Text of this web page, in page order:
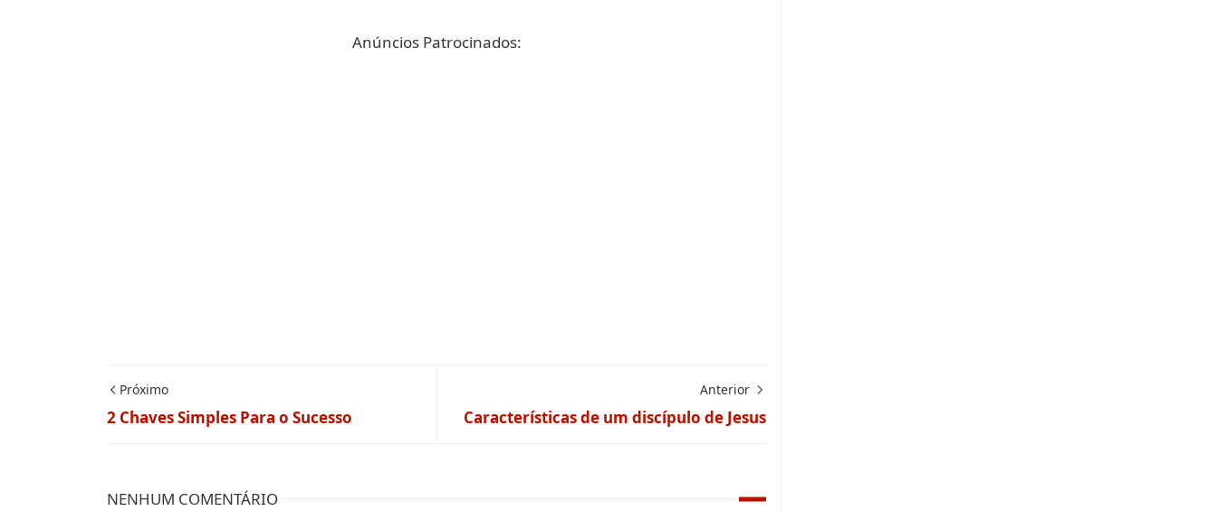
Anúncios Patrocinados:
Próximo
2 Chaves Simples Para o Sucesso
Anterior
Características de um discípulo de Jesus
NENHUM COMENTÁRIO